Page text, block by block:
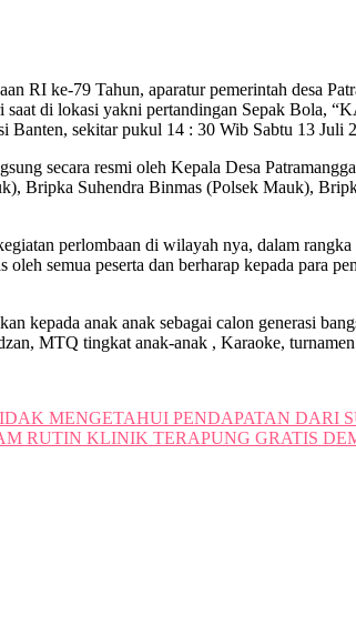
RI ke-79 Tahun, aparatur pemerintah desa
di lokasi yakni pertandingan Sepak Bola,
Banten, sekitar pukul 14 : 30 Wib Sabtu 13 Juli
secara resmi oleh Kepala Desa
Bripka Suhendra Binmas (Polsek Mauk),
perlombaan di wilayah nya, dalam
semua peserta dan berharap kepada para
kepada anak anak sebagai calon generasi
MTQ tingkat anak-anak , Karaoke,
MENGETAHUI PENDAPATAN DARI
RUTIN KLINIK TERAPUNG GRATIS